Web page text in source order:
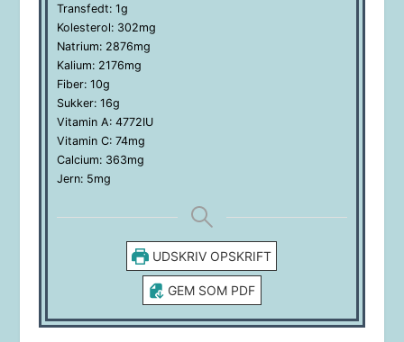
Transfedt: 1g
Kolesterol: 302mg
Natrium: 2876mg
Kalium: 2176mg
Fiber: 10g
Sukker: 16g
Vitamin A: 4772IU
Vitamin C: 74mg
Calcium: 363mg
Jern: 5mg
UDSKRIV OPSKRIFT
GEM SOM PDF